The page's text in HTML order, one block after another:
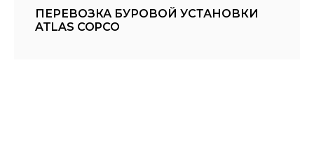
ПЕРЕВОЗКА БУРОВОЙ УСТАНОВКИ
ATLAS COPCO